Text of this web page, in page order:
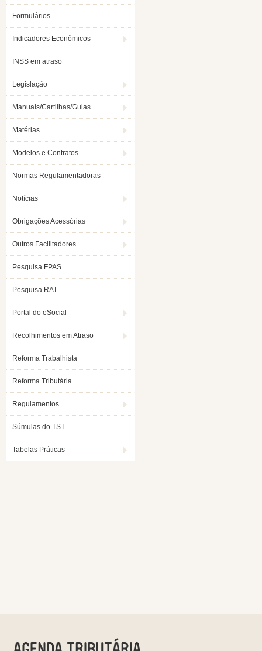
Formulários
Indicadores Econômicos
INSS em atraso
Legislação
Manuais/Cartilhas/Guias
Matérias
Modelos e Contratos
Normas Regulamentadoras
Notícias
Obrigações Acessórias
Outros Facilitadores
Pesquisa FPAS
Pesquisa RAT
Portal do eSocial
Recolhimentos em Atraso
Reforma Trabalhista
Reforma Tributária
Regulamentos
Súmulas do TST
Tabelas Práticas